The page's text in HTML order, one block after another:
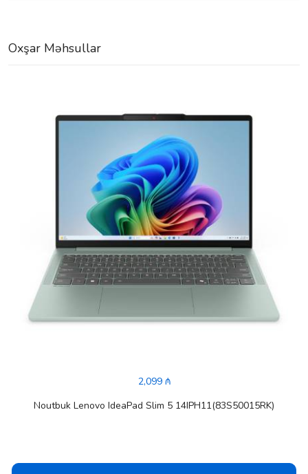
Oxşar Məhsullar
2,099 ₼
Noutbuk Lenovo IdeaPad Slim 5 14IPH11(83S50015RK)